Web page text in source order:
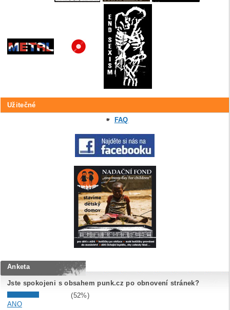
Užitečné
FAQ
Anketa
Jste spokojeni s obsahem punk.cz po obnovení stránek?
(52%)
ANO